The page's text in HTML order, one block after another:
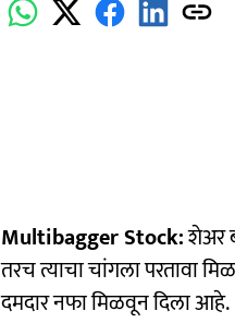
Multibagger Stock:शेअर
तरच त्याचा चांगला परतावा
दमदार नफा मिळवून दिला आहे.